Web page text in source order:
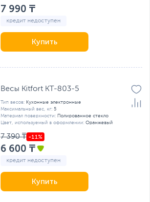
7 990 ₸
кредит недоступен
Купить
Весы Kitfort KT-803-5
Тип весов: Кухонные электронные
Максимальный вес, кг: 5
Материал поверхности: Полированное стекло
Цвет, используемый в оформлении: Оранжевый
7 390 ₸
6 600 ₸
кредит недоступен
Купить